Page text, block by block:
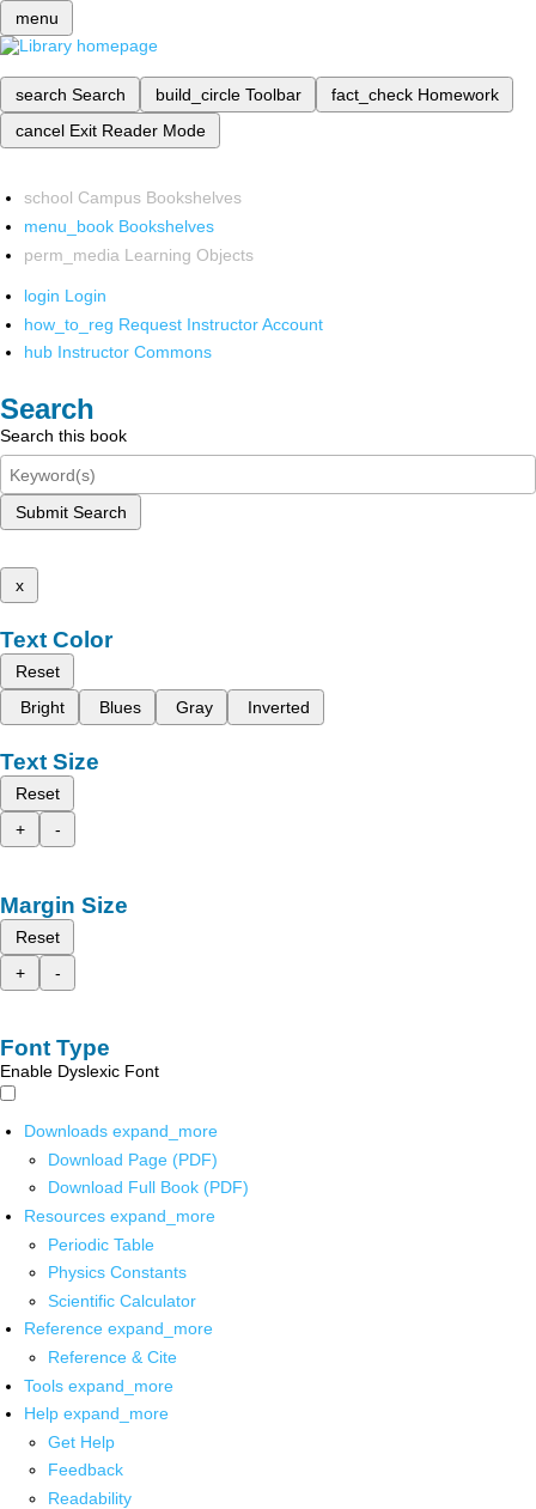
menu
search Search build_circle Toolbar fact_check Homework
cancel Exit Reader Mode
school Campus Bookshelves
menu_book Bookshelves
perm_media Learning Objects
login Login
how_to_reg Request Instructor Account
hub Instructor Commons
Search
Search this book
Submit Search
x
Text Color
Reset
Bright
Blues Gray Inverted
Text Size
Reset
+
-
Margin Size
Reset
+
-
Font Type
Enable Dyslexic Font
Downloads expand_more
Download Page (PDF)
Download Full Book (PDF)
Resources expand_more
Periodic Table
Physics Constants
Scientific Calculator
Reference expand_more
Reference & Cite
Tools expand_more
Help expand_more
Get Help
Feedback
Readability